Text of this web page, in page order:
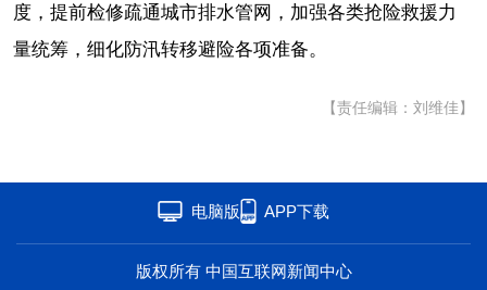
度，提前检修疏通城市排水管网，加强各类抢险救援力
量统筹，细化防汛转移避险各项准备。
【责任编辑：刘维佳】
电脑版 APP下载
版权所有 中国互联网新闻中心